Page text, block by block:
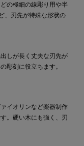
の極細の線彫り用や半
、刃先が特殊な形状の
しが長く丈夫な刃先が
彫刻に役立ちます。
イオリンなど楽器制作
。硬い木にも強く、刃